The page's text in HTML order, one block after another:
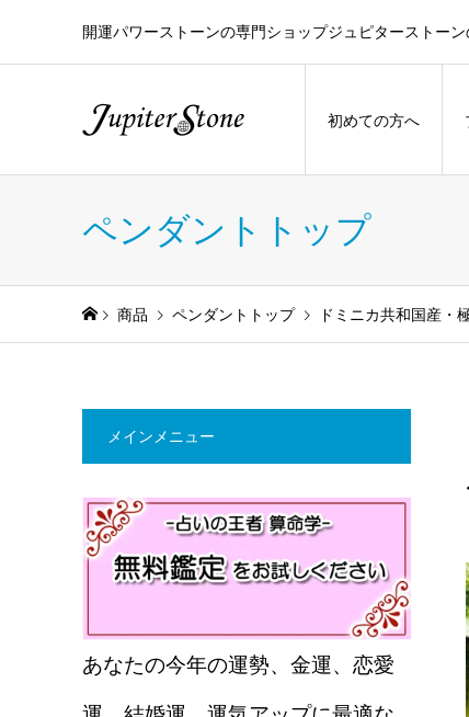
開運パワーストーンの専門ショップジュピターストーン
初めての方へ
ペンダントトップ
商品 ペンダントトップ ドミニカ共和国産・
メインメニュー
あなたの今年の運勢、金運、恋愛